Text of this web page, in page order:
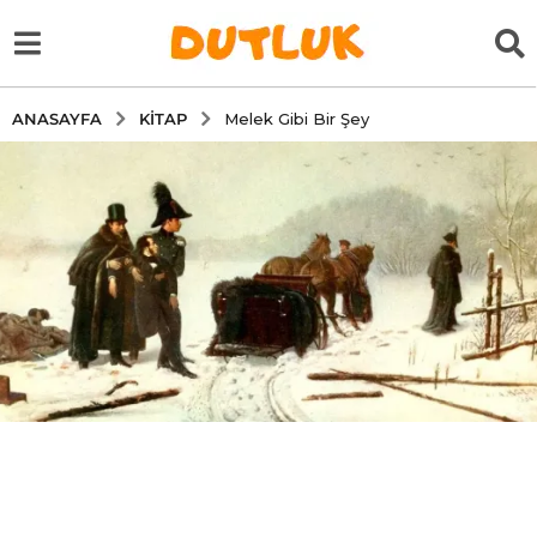
ANASAYFA KITAP Melek Gibi Bir Şey